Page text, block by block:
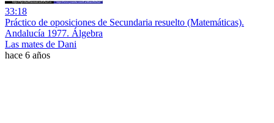
33:18
Práctico de oposiciones de Secundaria resuelto (Matemáticas).
Andalucía 1977. Álgebra
Las mates de Dani
hace 6 años